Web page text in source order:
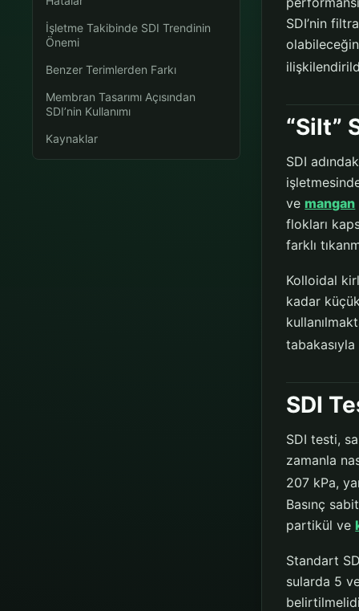
İşletme Takibinde SDI Trendinin
Önemi
Benzer Terimlerden Farkı
Membran Tasarımı Açısından
SDI’nin Kullanımı
Kaynaklar
SDI’nin
“Silt”
SDI
ve mangan
flokları
farklı
Kolloidal
kadar
SDI
SDI testi,
zamanla
207 kPa,
Basınç
partikül ve
Standart
sularda 5